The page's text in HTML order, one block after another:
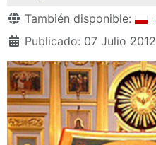
Detalles
También disponible:
Publicado: 07 Julio 2012